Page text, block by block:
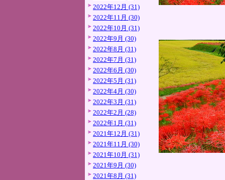
2022年12月 (31)
2022年11月 (30)
2022年10月 (31)
2022年9月 (30)
2022年8月 (31)
2022年7月 (31)
2022年6月 (30)
2022年5月 (31)
2022年4月 (30)
2022年3月 (31)
2022年2月 (28)
2022年1月 (31)
2021年12月 (31)
2021年11月 (30)
2021年10月 (31)
2021年9月 (30)
2021年8月 (31)